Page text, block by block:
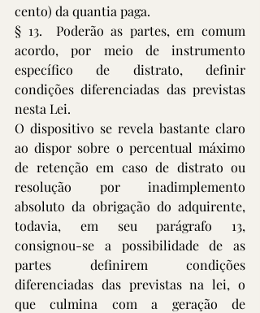
cento) da quantia paga.
§ 13.  Poderão as partes, em comum
acordo, por meio de instrumento
específico de distrato, definir
condições diferenciadas das previstas
nesta Lei.
O dispositivo se revela bastante claro
ao dispor sobre o percentual máximo
de retenção em caso de distrato ou
resolução por inadimplemento
absoluto da obrigação do adquirente,
todavia, em seu parágrafo 13,
consignou-se a possibilidade de as
partes definirem condições
diferenciadas das previstas na lei, o
que culmina com a geração de